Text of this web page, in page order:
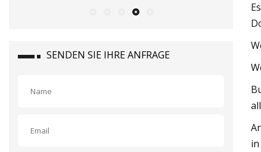
SENDEN SIE IHRE ANFRAGE